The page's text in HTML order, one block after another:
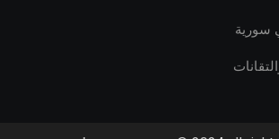
سورية